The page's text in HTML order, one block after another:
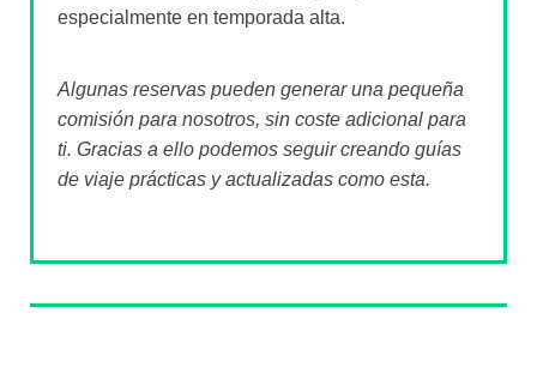
especialmente en temporada alta.
Algunas reservas pueden generar una pequeña
comisión para nosotros, sin coste adicional para
ti. Gracias a ello podemos seguir creando guías
de viaje prácticas y actualizadas como esta.